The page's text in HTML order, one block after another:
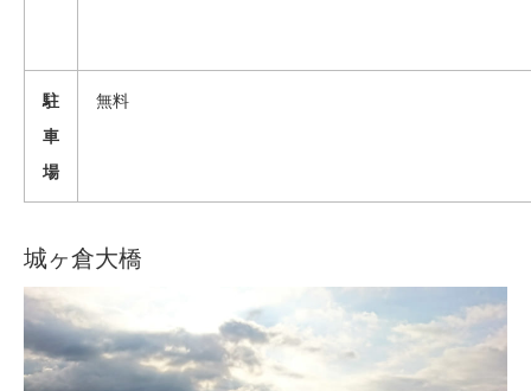
駐
車
場
無料
城ヶ倉大橋